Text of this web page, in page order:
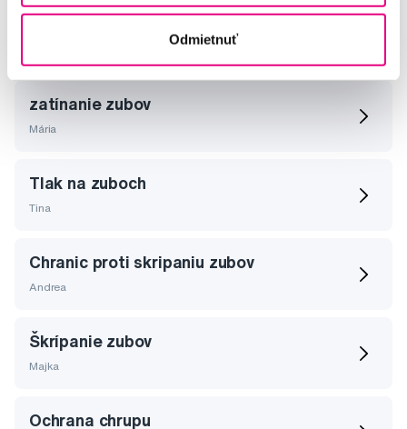
Odmietnuť
zatínanie zubov
Mária
Tlak na zuboch
Tina
Chranic proti skripaniu zubov
Andrea
Škrípanie zubov
Majka
Ochrana chrupu